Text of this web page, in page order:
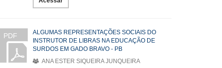
PDF
ALGUMAS REPRESENTAÇÕES SOCIAIS DO
INSTRUTOR DE LIBRAS NA EDUCAÇÃO DE
SURDOS EM GADO BRAVO - PB
ANA ESTER SIQUEIRA JUNQUEIRA